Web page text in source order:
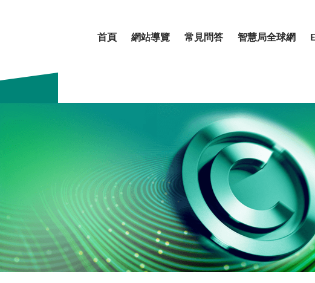
首頁 網站導覽 常見問答 智慧局全球網